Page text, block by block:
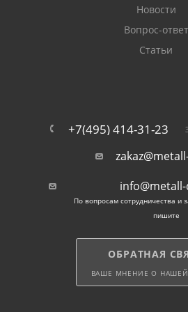
Если эстетичность
металлический П-образный
камнем;
металлопрокатом.
Новости
Вопрос-ответ
Статьи
+7(495) 414-31-23
По вопросам сотрудничества и
пишите
ОБРАТНАЯ
ВАШЕ МНЕНИЕ О НАШЕЙ